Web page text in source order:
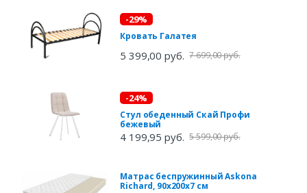
-29%
Кровать Галатея
5 399,00 руб. 7 699,00 руб.
-24%
Стул обеденный Скай Профи
бежевый
4 199,95 руб. 5 599,00 руб.
Матрас беспружинный Askona
Richard, 90х200х7 см